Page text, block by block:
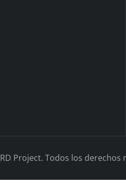
RD Project. Todos los derechos